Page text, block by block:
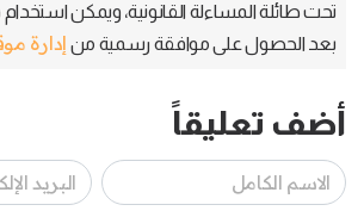
تحت طائلة المساءلة القانونية، ويمكن استخدام
بعد الحصول على موافقة رسمية من إدارة
أضف تعليقاً